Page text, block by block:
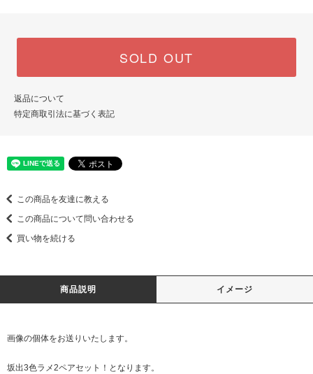
SOLD OUT
返品について
特定商取引法に基づく表記
この商品を友達に教える
この商品について問い合わせる
買い物を続ける
商品説明 イメージ
画像の個体をお送りいたします。
坂出3色ラメ2ペアセット！となります。